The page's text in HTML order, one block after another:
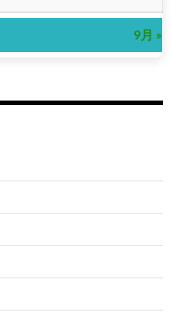
9月 »